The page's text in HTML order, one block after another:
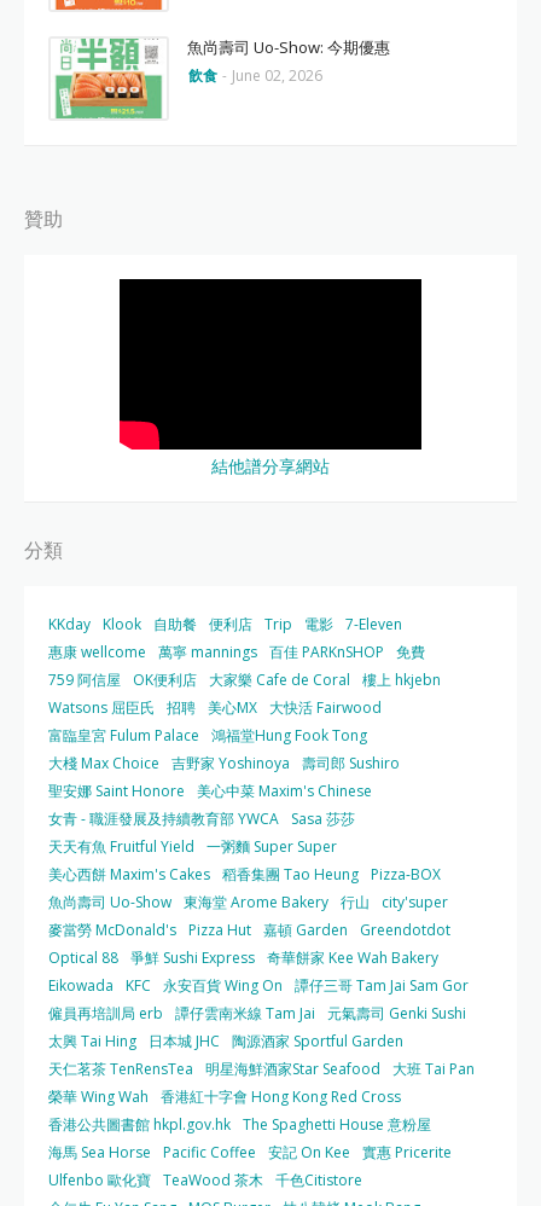
魚尚壽司 Uo-Show: 今期優惠
飲食 - June 02, 2026
贊助
結他譜分享網站
分類
KKday Klook 自助餐 便利店 Trip 電影 7-Eleven
惠康 wellcome
萬寧 mannings 百佳 PARKnSHOP
免費
759 阿信屋
OK便利店 大家樂 Cafe de Coral
樓上 hkjebn
Watsons 屈臣氏
招聘 美心MX 大快活 Fairwood
富臨皇宮 Fulum Palace
鴻福堂Hung Fook Tong
大棧 Max Choice
吉野家 Yoshinoya
壽司郎 Sushiro
聖安娜 Saint Honore
美心中菜 Maxim's Chinese
女青 - 職涯發展及持續教育部 YWCA
Sasa 莎莎
天天有魚 Fruitful Yield
一粥麵 Super Super
美心西餅 Maxim's Cakes 稻香集團 Tao Heung Pizza-BOX
魚尚壽司 Uo-Show 東海堂 Arome Bakery 行山
city'super
麥當勞 McDonald's Pizza Hut 嘉頓 Garden
Greendotdot
Optical 88 爭鮮 Sushi Express 奇華餅家 Kee Wah Bakery
Eikowada
KFC 永安百貨 Wing On
譚仔三哥 Tam Jai Sam Gor
僱員再培訓局 erb
譚仔雲南米線 Tam Jai
元氣壽司 Genki Sushi
太興 Tai Hing
日本城 JHC
陶源酒家 Sportful Garden
天仁茗茶 TenRensTea
明星海鮮酒家Star Seafood
大班 Tai Pan
榮華 Wing Wah
香港紅十字會 Hong Kong Red Cross
香港公共圖書館 hkpl.gov.hk The Spaghetti House 意粉屋
海馬 Sea Horse
Pacific Coffee 安記 On Kee
實惠 Pricerite
Ulfenbo 歐化寶 TeaWood 茶木 千色Citistore